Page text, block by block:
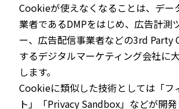
Cookieが使えなくなることは、デー
業者であるDMPをはじめ、広告計測
ー、広告配信事業者などの3rd Party
するデジタルマーケティング会社に
します。
Cookieに類似した技術としては「フ
ト」「Privacy Sandbox」などが開